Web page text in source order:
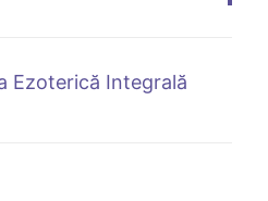
Ezoterică Integrală